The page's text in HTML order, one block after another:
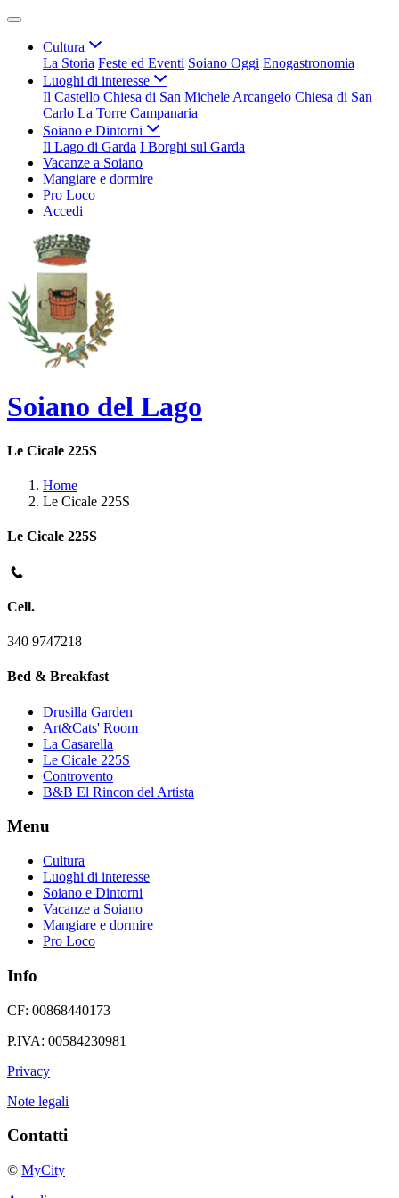
Cultura
La Storia Feste ed Eventi Soiano Oggi Enogastronomia
Luoghi di interesse
Il Castello Chiesa di San Michele Arcangelo Chiesa di San
Carlo La Torre Campanaria
Soiano e Dintorni
Il Lago di Garda I Borghi sul Garda
Vacanze a Soiano
Mangiare e dormire
Pro Loco
Accedi
Soiano del Lago
Le Cicale 225S
Home
Le Cicale 225S
Le Cicale 225S
Cell.
340 9747218
Bed & Breakfast
Drusilla Garden
Art&Cats' Room
La Casarella
Le Cicale 225S
Controvento
B&B El Rincon del Artista
Menu
Cultura
Luoghi di interesse
Soiano e Dintorni
Vacanze a Soiano
Mangiare e dormire
Pro Loco
Info
CF: 00868440173
P.IVA: 00584230981
Privacy
Note legali
Contatti
© MyCity